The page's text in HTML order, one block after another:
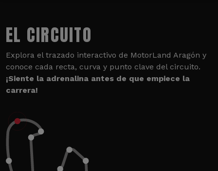
EL CIRCUITO
Explora el trazado interactivo de MotorLand Aragón y
conoce cada recta, curva y punto clave del circuito.
¡Siente la adrenalina antes de que empiece la
carrera!